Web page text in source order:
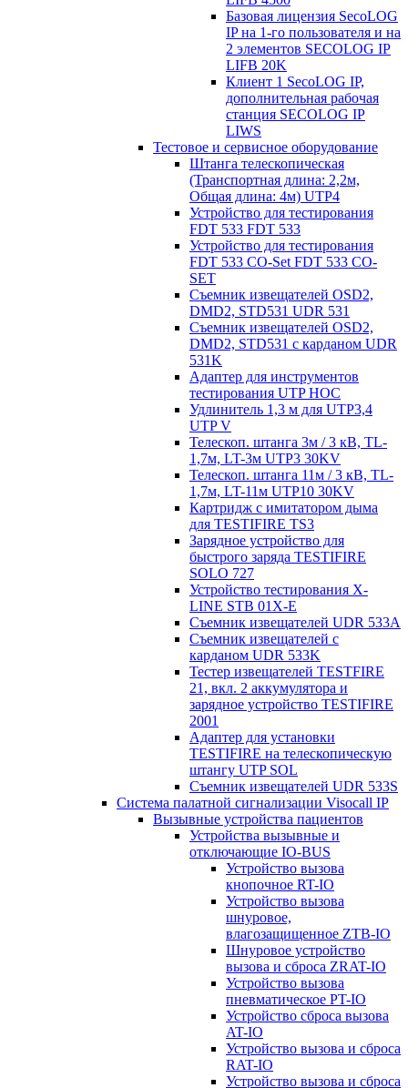
Базовая лицензия SecoLOG
IP на 1-го пользователя и на
2 элементов SECOLOG IP
LIFB 20K
Клиент 1 SecoLOG IP,
дополнительная рабочая
станция SECOLOG IP
LIWS
Тестовое и сервисное оборудование
Штанга телескопическая
(Транспортная длина: 2,2м,
Общая длина: 4м) UTP4
Устройство для тестирования
FDT 533 FDT 533
Устройство для тестирования
FDT 533 CO-Set FDT 533 CO-
SET
Съемник извещателей OSD2,
DMD2, STD531 UDR 531
Съемник извещателей OSD2,
DMD2, STD531 с карданом UDR
531K
Адаптер для инструментов
тестирования UTP HOC
Удлинитель 1,3 м для UTP3,4
UTP V
Телескоп. штанга 3м / 3 кВ, TL-
1,7м, LT-3м UTP3 30KV
Телескоп. штанга 11м / 3 кВ, TL-
1,7м, LT-11м UTP10 30KV
Картридж с имитатором дыма
для TESTIFIRE TS3
Зарядное устройство для
быстрого заряда TESTIFIRE
SOLO 727
Устройство тестирования X-
LINE STB 01X-E
Съемник извещателей UDR 533A
Съемник извещателей с
карданом UDR 533K
Тестер извещателей TESTFIRE
21, вкл. 2 аккумулятора и
зарядное устройство TESTIFIRE
2001
Адаптер для установки
TESTIFIRE на телескопическую
штангу UTP SOL
Съемник извещателей UDR 533S
Система палатной сигнализации Visocall IP
Вызывные устройства пациентов
Устройства вызывные и
отключающие IO-BUS
Устройство вызова
кнопочное RT-IO
Устройство вызова
шнуровое,
влагозащищенное ZTB-IO
Шнуровое устройство
вызова и сброса ZRAT-IO
Устройство вызова
пневматическое PT-IO
Устройство сброса вызова
AT-IO
Устройство вызова и сброса
RAT-IO
Устройство вызова и сброса